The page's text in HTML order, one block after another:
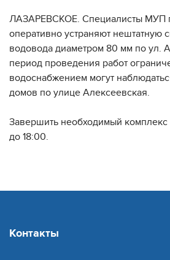
ЛАЗАРЕВСКОЕ. Специалисты МУП
оперативно устраняют нештатную
водовода диаметром 80 мм по ул.
период проведения работ
водоснабжением могут
домов по улице Алексеевская.
Завершить необходимый комплекс
до 18:00.
Контакты